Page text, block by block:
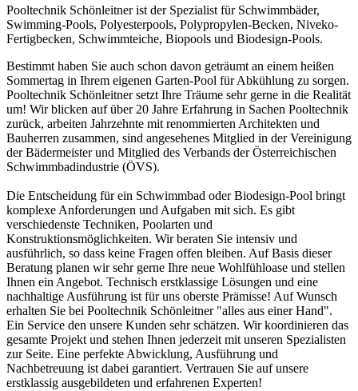
Pooltechnik Schönleitner ist der Spezialist für Schwimmbäder,
Swimming-Pools, Polyesterpools, Polypropylen-Becken, Niveko-
Fertigbecken, Schwimmteiche, Biopools und Biodesign-Pools.
Bestimmt haben Sie auch schon davon geträumt an einem heißen
Sommertag in Ihrem eigenen Garten-Pool für Abkühlung zu sorgen.
Pooltechnik Schönleitner setzt Ihre Träume sehr gerne in die Realität
um! Wir blicken auf über 20 Jahre Erfahrung in Sachen Pooltechnik
zurück, arbeiten Jahrzehnte mit renommierten Architekten und
Bauherren zusammen, sind angesehenes Mitglied in der Vereinigung
der Bädermeister und Mitglied des Verbands der Österreichischen
Schwimmbadindustrie (ÖVS).
Die Entscheidung für ein Schwimmbad oder Biodesign-Pool bringt
komplexe Anforderungen und Aufgaben mit sich. Es gibt
verschiedenste Techniken, Poolarten und
Konstruktionsmöglichkeiten. Wir beraten Sie intensiv und
ausführlich, so dass keine Fragen offen bleiben. Auf Basis dieser
Beratung planen wir sehr gerne Ihre neue Wohlfühloase und stellen
Ihnen ein Angebot. Technisch erstklassige Lösungen und eine
nachhaltige Ausführung ist für uns oberste Prämisse! Auf Wunsch
erhalten Sie bei Pooltechnik Schönleitner "alles aus einer Hand".
Ein Service den unsere Kunden sehr schätzen. Wir koordinieren das
gesamte Projekt und stehen Ihnen jederzeit mit unseren Spezialisten
zur Seite. Eine perfekte Abwicklung, Ausführung und
Nachbetreuung ist dabei garantiert. Vertrauen Sie auf unsere
erstklassig ausgebildeten und erfahrenen Experten!